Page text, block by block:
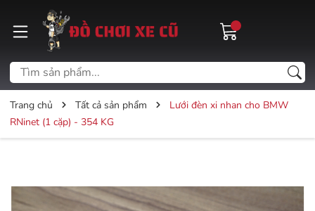
Trang chủ Tất cả sản phẩm
Lưới đèn xi nhan cho BMW
RNinet (1 cặp) - 354 KG